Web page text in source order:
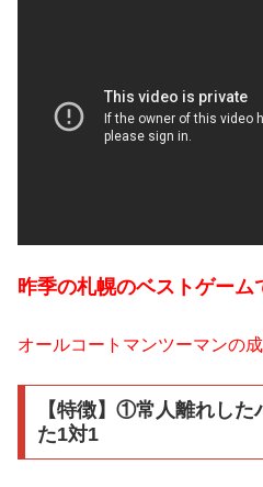
昨季の札幌のベストゲーム
オールコートマンツーマンの
【特徴】①常人離れし
た1対1